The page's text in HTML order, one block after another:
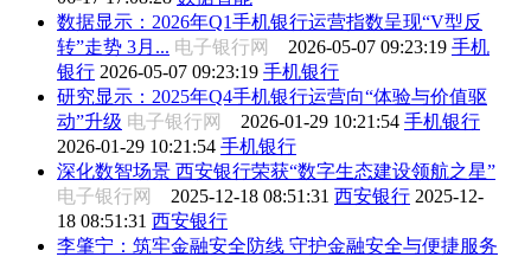
数据显示：2026年Q1手机银行运营指数呈现“V型反
转”走势 3月... 电子银行网 2026-05-07 09:23:19 手机
银行 2026-05-07 09:23:19 手机银行
研究显示：2025年Q4手机银行运营向“体验与价值驱
动”升级 电子银行网 2026-01-29 10:21:54 手机银行
2026-01-29 10:21:54 手机银行
深化数智场景 西安银行荣获“数字生态建设领航之星”
电子银行网 2025-12-18 08:51:31 西安银行 2025-12-
18 08:51:31 西安银行
李肇宁：筑牢金融安全防线 守护金融安全与便捷服务